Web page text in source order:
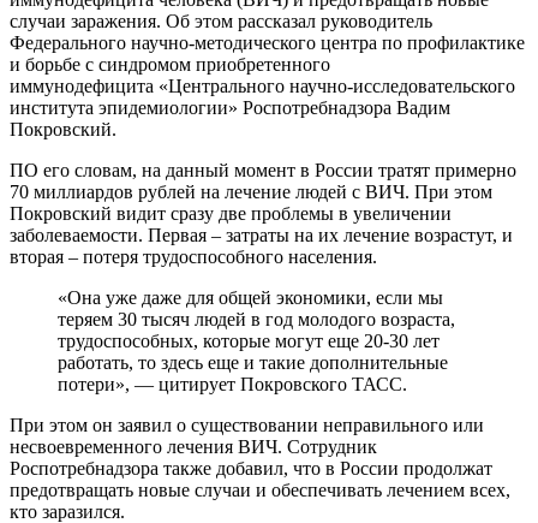
случаи заражения. Об этом рассказал руководитель
Федерального научно-методического центра по профилактике
и борьбе с синдромом приобретенного
иммунодефицита «Центрального научно-исследовательского
института эпидемиологии» Роспотребнадзора Вадим
Покровский.
ПО его словам, на данный момент в России тратят примерно
70 миллиардов рублей на лечение людей с ВИЧ. При этом
Покровский видит сразу две проблемы в увеличении
заболеваемости. Первая – затраты на их лечение возрастут, и
вторая – потеря трудоспособного населения.
«Она уже даже для общей экономики, если мы
теряем 30 тысяч людей в год молодого возраста,
трудоспособных, которые могут еще 20-30 лет
работать, то здесь еще и такие дополнительные
потери», — цитирует Покровского ТАСС.
При этом он заявил о существовании неправильного или
несвоевременного лечения ВИЧ. Сотрудник
Роспотребнадзора также добавил, что в России продолжат
предотвращать новые случаи и обеспечивать лечением всех,
кто заразился.